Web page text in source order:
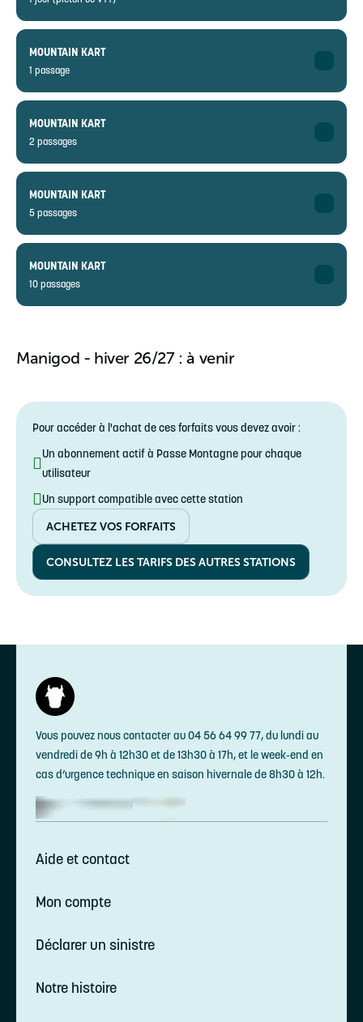
15-64 ans
12,60€ au lieu de 18€
Enfant
9,10€ au lieu de 13€
MOUNTAIN KART
1 passage
15-64 ans
❌
Enfant
❌
MOUNTAIN KART
2 passages
15-64 ans
❌
Enfant
❌
MOUNTAIN KART
5 passages
15-64 ans
❌
Enfant
Tarif unique
MOUNTAIN KART
10 passages
5-14 ans
Manigod - hiver 26/27 : à venir
Pour accéder à l'achat de ces forfaits vous devez avoir :
Un abonnement actif à Passe Montagne pour chaque
utilisateur
Un support compatible avec cette station
ACHETEZ VOS FORFAITS
CONSULTEZ LES TARIFS DES AUTRES STATIONS
Vous pouvez nous contacter au 04 56 64 99 77, du lundi au
vendredi de 9h à 12h30 et de 13h30 à 17h, et le week-end en
cas d’urgence technique en saison hivernale de 8h30 à 12h.
Aide et contact
Mon compte
Déclarer un sinistre
Notre histoire